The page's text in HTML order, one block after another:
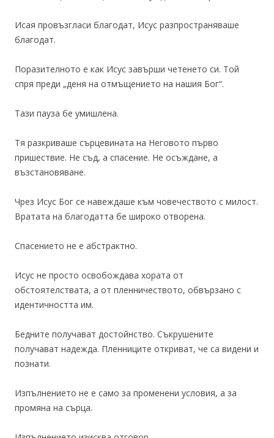
Исая провъзгласи благодат, Исус разпространяваше
благодат.
Поразителното е как Исус завърши четенето си. Той
спря преди „деня на отмъщението на нашия Бог“.
Тази пауза бе умишлена.
Тя разкриваше сърцевината на Неговото първо
пришествие. Не съд, а спасение. Не осъждане, а
възстановяване.
Чрез Исус Бог се навеждаше към човечеството с милост.
Вратата на благодатта бе широко отворена.
Спасението не е абстрактно.
Исус не просто освобождава хората от
обстоятелствата, а от пленничеството, обвързано с
идентичността им.
Бедните получават достойнство. Съкрушените
получават надежда. Пленниците откриват, че са видени и
познати.
Изпълнението не е само за променени условия, а за
промяна на сърца.